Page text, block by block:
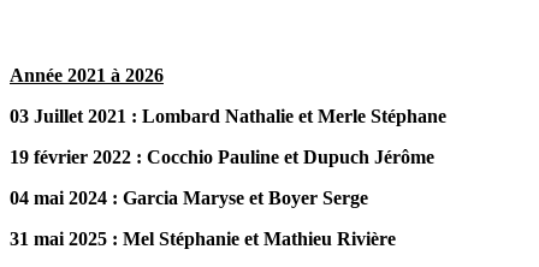
Année 2021 à 2026
03 Juillet 2021 : Lombard Nathalie et Merle Stéphane
19 février 2022 : Cocchio Pauline et Dupuch Jérôme
04 mai 2024 : Garcia Maryse et Boyer Serge
31 mai 2025 : Mel Stéphanie et Mathieu Rivière